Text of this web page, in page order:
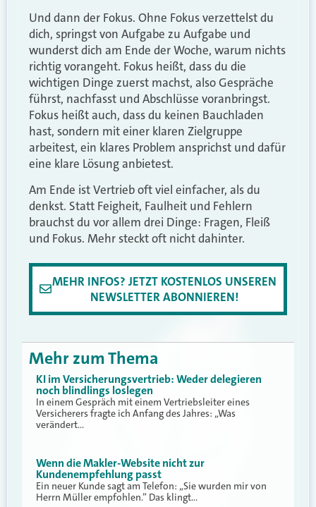
Und dann der Fokus. Ohne Fokus verzettelst du
dich, springst von Aufgabe zu Aufgabe und
wunderst dich am Ende der Woche, warum nichts
richtig vorangeht. Fokus heißt, dass du die
wichtigen Dinge zuerst machst, also Gespräche
führst, nachfasst und Abschlüsse voranbringst.
Fokus heißt auch, dass du keinen Bauchladen
hast, sondern mit einer klaren Zielgruppe
arbeitest, ein klares Problem ansprichst und dafür
eine klare Lösung anbietest.
Am Ende ist Vertrieb oft viel einfacher, als du
denkst. Statt Feigheit, Faulheit und Fehlern
brauchst du vor allem drei Dinge: Fragen, Fleiß
und Fokus. Mehr steckt oft nicht dahinter.
MEHR INFOS? JETZT KOSTENLOS UNSEREN
NEWSLETTER ABONNIEREN!
Mehr zum Thema
KI im Versicherungsvertrieb: Weder delegieren
noch blindlings loslegen
In einem Gespräch mit einem Vertriebsleiter eines
Versicherers fragte ich Anfang des Jahres: „Was
verändert…
Wenn die Makler-Website nicht zur
Kundenempfehlung passt
Ein neuer Kunde sagt am Telefon: „Sie wurden mir von
Herrn Müller empfohlen.” Das klingt…